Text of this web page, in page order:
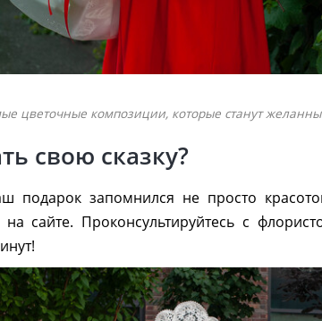
цветочные композиции, которые станут
свою сказку?
подарок запомнился не просто
сайте. Проконсультируйтесь с